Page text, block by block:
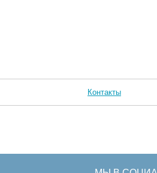
Контакты